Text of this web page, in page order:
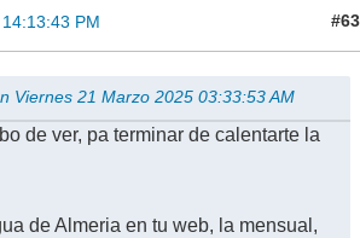
PM #63
Viernes 21 Marzo 2025 03:33:53 AM
de ver, pa terminar de calentarte la
de Almeria en tu web, la mensual,